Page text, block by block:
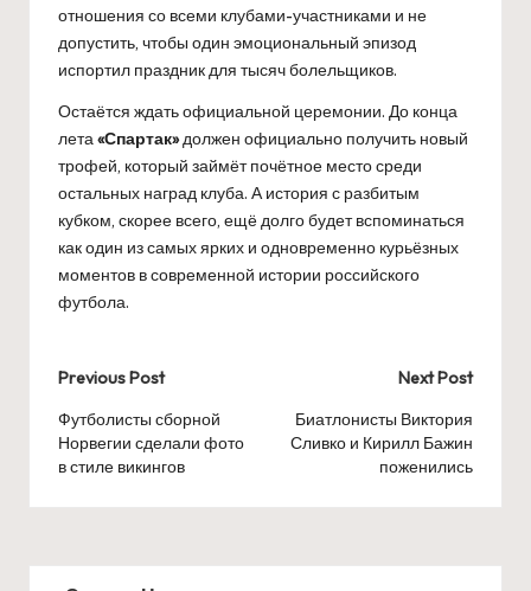
отношения со всеми клубами-участниками и не
допустить, чтобы один эмоциональный эпизод
испортил праздник для тысяч болельщиков.
Остаётся ждать официальной церемонии. До конца
лета«Спартак»должен официально получить новый
трофей, который займёт почётное место среди
остальных наград клуба. А история с разбитым
кубком, скорее всего, ещё долго будет вспоминаться
как один из самых ярких и одновременно курьёзных
моментов в современной истории российского
футбола.
Post
navigation
Previous Post
Футболисты сборной
Норвегии сделали фото
в стиле викингов
Next Post
Биатлонисты Виктория
Сливко и Кирилл Бажин
поженились